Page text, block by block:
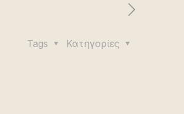
Κατηγορίες
Tags